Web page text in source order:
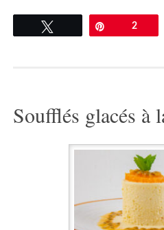
Tweetez Épingle
2
Soufflés glacés à